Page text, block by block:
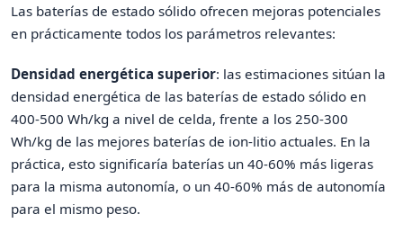
Las baterías de estado sólido ofrecen mejoras potenciales
en prácticamente todos los parámetros relevantes:
Densidad energética superior: las estimaciones sitúan la
densidad energética de las baterías de estado sólido en
400-500 Wh/kg a nivel de celda, frente a los 250-300
Wh/kg de las mejores baterías de ion-litio actuales. En la
práctica, esto significaría baterías un 40-60% más ligeras
para la misma autonomía, o un 40-60% más de autonomía
para el mismo peso.